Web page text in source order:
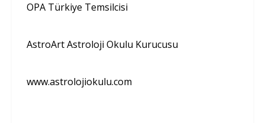
OPA Türkiye Temsilcisi
AstroArt Astroloji Okulu Kurucusu
www.astrolojiokulu.com